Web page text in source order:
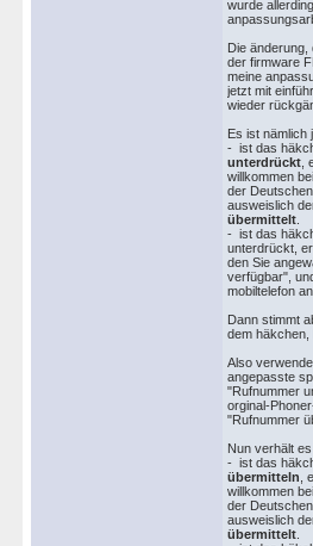
wurde
Die änderung,
der firmware
meine
jetzt mit
wieder
Es ist nämlich
- ist das
unterdrückt
willkommen
der
ausweislich
übermittelt
- ist das
unterdrückt,
den Sie
verfügbar",
mobiltelefon
Dann stimmt
dem häkchen,
Also
angepasste
"Rufnummer
orginal-
"Rufnummer
Nun verhält
- ist das
übermitteln ,
willkommen
der
ausweislich
übermittelt